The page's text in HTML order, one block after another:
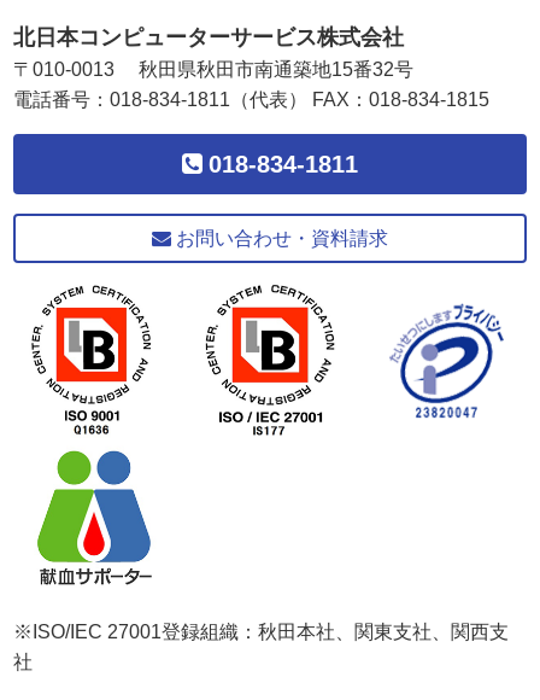
北日本コンピューターサービス株式会社
〒010-0013 秋田県秋田市南通築地15番32号
電話番号：018-834-1811 （代表） FAX：018-834-1815
018-834-1811
お問い合わせ・資料請求
※ISO/IEC 27001登録組織：秋田本社、関東支社、関西支
社